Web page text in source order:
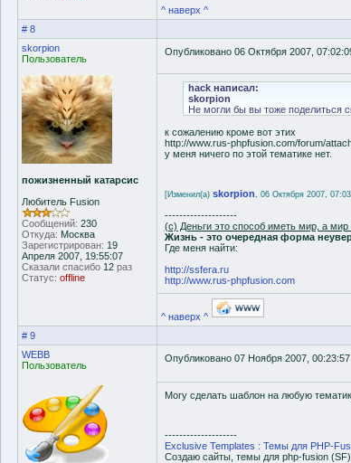
^ наверх ^
# 8
skorpion
Пользователь
пожизненный катарсис
Любитель Fusion
Сообщений: 230
Откуда: Москва
Зарегистрирован: 19
Апреля 2007, 19:55:07
Сказали спасибо 12раз
Статус: offline
Опубликовано 06 Октября 2007,
hack написал:
skorpion
Не могли бы вы тоже поделиться
к сожалению кроме вот этих
http://www.rus-phpfusion.com/forum/
у меня ничего по этой тематике нет.
[Изменил(а) skorpion, 06 Октября 2007,
--------------------
(с) Деньги это способ иметь мир, а мир
Жизнь - это очередная форма
Где меня найти:
http://ssfera.ru
http://www.rus-phpfusion.com
^ наверх ^
# 9
WEBB
Пользователь
Опубликовано 07 Ноября 2007, 00:23:57
Могу сделать шаблон на любую
--------------------
Exclusive Templates : Темы для PHP-
Создаю сайты, темы для php-fusion (SF),